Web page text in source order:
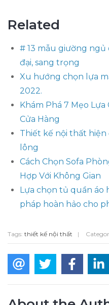
Related
# 13 mẫu giường ngủ
đại, sang trọng
Xu hướng chọn lựa
2022.
Khám Phá 7 Mẹo Lựa
Cửa Hàng
Thiết kế nội thất hiện
lông
Cách Chọn Sofa
Hợp Với Không Gian
Lựa chọn tủ quần áo
pháp hoàn hảo cho
Tags: thiết kế nội thất |